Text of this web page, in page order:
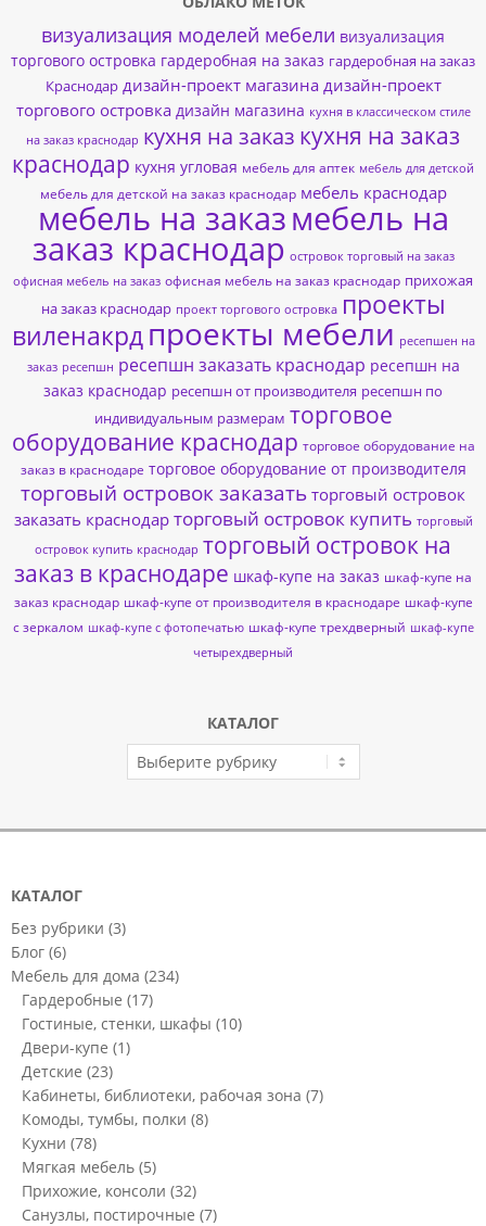
визуализация моделей мебели визуализация
торгового островка гардеробная на заказ гардеробная на заказ
Краснодар дизайн-проект магазина дизайн-проект
торгового островка дизайн магазина кухня в классическом стиле
на заказ краснодар кухня на заказ кухня на заказ
краснодар кухня угловая мебель для аптек мебель для детской
мебель для детской на заказ краснодар мебель краснодар
мебель на заказмебель на
заказ краснодар островок торговый на заказ
офисная мебель на заказ офисная мебель на заказ краснодар прихожая
на заказ краснодар проект торгового островка проекты
виленакрд проекты мебели ресепшен на
заказ ресепшн ресепшн заказать краснодар ресепшн на
заказ краснодар ресепшн от производителя ресепшн по
индивидуальным размерам торговое
оборудование краснодар торговое оборудование на
заказ в краснодаре торговое оборудование от производителя
торговый островок заказать торговый островок
заказать краснодар торговый островок купить торговый
островок купить краснодар торговый островок на
заказ в краснодаре шкаф-купе на заказ шкаф-купе на
заказ краснодар шкаф-купе от производителя в краснодаре шкаф-купе
с зеркалом шкаф-купе с фотопечатью шкаф-купе трехдверный шкаф-купе
четырехдверный
КАТАЛОГ
КАТАЛОГ
КАТАЛОГ
Без рубрики (3)
Блог (6)
Мебель для дома (234)
Гардеробные (17)
Гостиные, стенки, шкафы (10)
Двери-купе (1)
Детские (23)
Кабинеты, библиотеки, рабочая зона (7)
Комоды, тумбы, полки (8)
Кухни (78)
Мягкая мебель (5)
Прихожие, консоли (32)
Санузлы, постирочные (7)